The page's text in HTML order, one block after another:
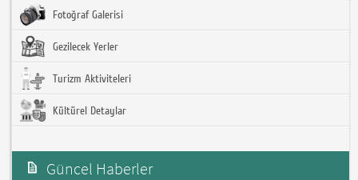
Fotoğraf Galerisi
Gezilecek Yerler
Turizm Aktiviteleri
Kültürel Detaylar
Güncel Haberler